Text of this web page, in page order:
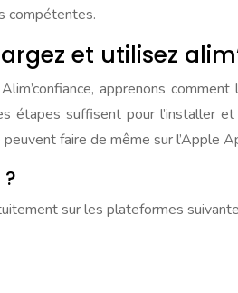
compétentes.
et utilisez
apprenons
suffisent pour l’installer et
faire de même sur l’Apple
sur les plateformes